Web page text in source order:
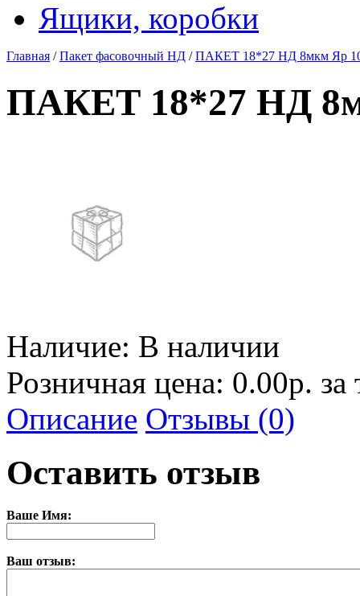
Ящики, коробки
Главная /Пакет фасовочный НД /ПАКЕТ 18*27 НД 8мкм Яр
ПАКЕТ 18*27 НД
Наличие: В наличии
Розничная цена: 0.00р.
Описание Отзывы (0)
Оставить отзыв
Ваше Имя:
Ваш отзыв: